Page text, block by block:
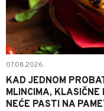
07.08.2026.
KAD JEDNOM
MLINCIMA, KLASIČNE
NEĆE PASTI NA